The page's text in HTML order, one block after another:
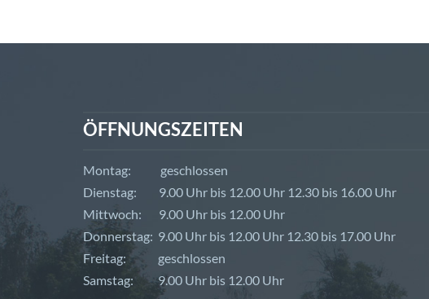
ÖFFNUNGSZEITEN
Montag: geschlossen
Dienstag: 9.00 Uhr bis 12.00 Uhr 12.30 bis 16.00 Uhr
Mittwoch: 9.00 Uhr bis 12.00 Uhr
Donnerstag: 9.00 Uhr bis 12.00 Uhr 12.30 bis 17.00 Uhr
Freitag: geschlossen
Samstag: 9.00 Uhr bis 12.00 Uhr